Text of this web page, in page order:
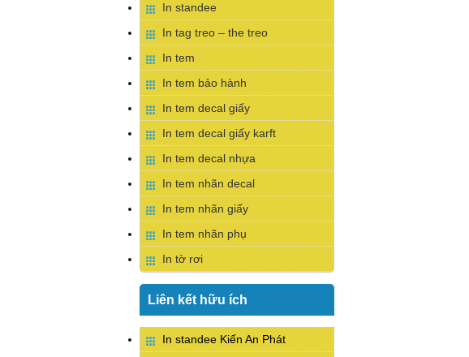
In standee
In tag treo – the treo
In tem
In tem bảo hành
In tem decal giấy
In tem decal giấy karft
In tem decal nhựa
In tem nhãn decal
In tem nhãn giấy
In tem nhãn phụ
In tờ rơi
Liên kết hữu ích
In standee Kiến An Phát